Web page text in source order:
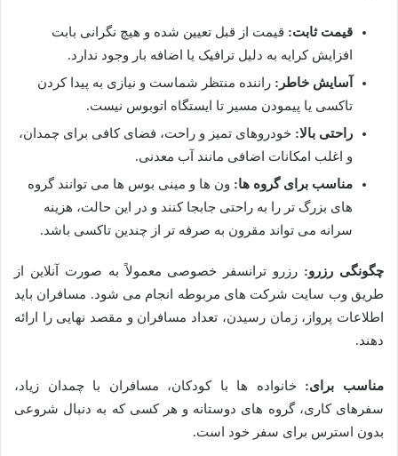
قیمت ثابت: قیمت از قبل تعیین شده و هیچ نگرانی بابت
افزایش کرایه به دلیل ترافیک یا اضافه بار وجود ندارد.
آسایش خاطر: راننده منتظر شماست و نیازی به پیدا کردن
تاکسی یا پیمودن مسیر تا ایستگاه اتوبوس نیست.
راحتی بالا: خودروهای تمیز و راحت، فضای کافی برای چمدان،
و اغلب امکانات اضافی مانند آب معدنی.
مناسب برای گروه ها: ون ها و مینی بوس ها می توانند گروه
های بزرگ تر را به راحتی جابجا کنند و در این حالت، هزینه
سرانه می تواند مقرون به صرفه تر از چندین تاکسی باشد.
چگونگی رزرو: رزرو ترانسفر خصوصی معمولاً به صورت آنلاین از
طریق وب سایت شرکت های مربوطه انجام می شود. مسافران باید
اطلاعات پرواز، زمان رسیدن، تعداد مسافران و مقصد نهایی را ارائه
دهند.
مناسب برای: خانواده ها با کودکان، مسافران با چمدان زیاد،
سفرهای کاری، گروه های دوستانه و هر کسی که به دنبال شروعی
بدون استرس برای سفر خود است.